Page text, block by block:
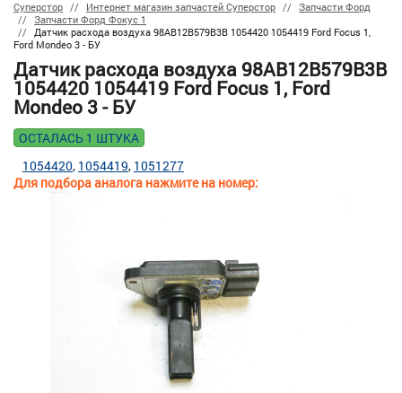
Суперстор Интернет магазин запчастей Суперстор
Запчасти Форд
Запчасти Форд Фокус 1
Датчик расхода воздуха 98AB12B579B3B 1054420 1054419 Ford Focus 1,
Ford Mondeo 3 - БУ
Датчик расхода воздуха 98AB12B579B3B
1054420 1054419 Ford Focus 1, Ford
Mondeo 3 - БУ
ОСТАЛАСЬ 1 ШТУКА
Для подбора аналога нажмите на номер:
1054420 1054419 1051277